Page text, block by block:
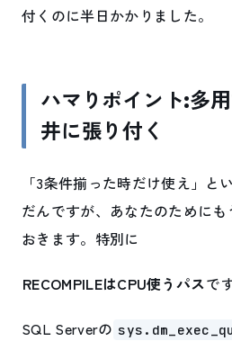
付くのに半日かかりました。
ハマりポイント:多
井に張り付く
「3条件揃った時だけ使え」と
だんですが、あなたのために
おきます。特別に
RECOMPILEはCPU使うパスで
SQL Serverの